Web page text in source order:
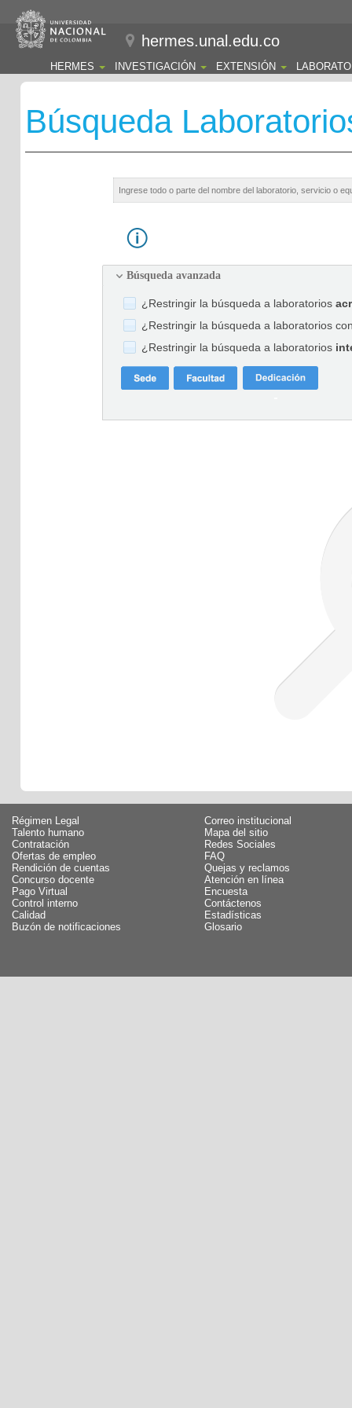
hermes.unal.edu.co
HERMES INVESTIGACIÓN EXTENSIÓN
Búsqueda
Búsqueda avanzada
¿Restringir la búsqueda a laboratorios
¿Restringir la búsqueda a laboratorios
¿Restringir la búsqueda a laboratorios
Régimen Legal
Talento humano
Contratación
Ofertas de empleo
Rendición de cuentas
Concurso docente
Pago Virtual
Control interno
Calidad
Buzón de notificaciones
Correo institucional
Mapa del sitio
Redes Sociales
FAQ
Quejas y reclamos
Atención en línea
Encuesta
Contáctenos
Estadísticas
Glosario